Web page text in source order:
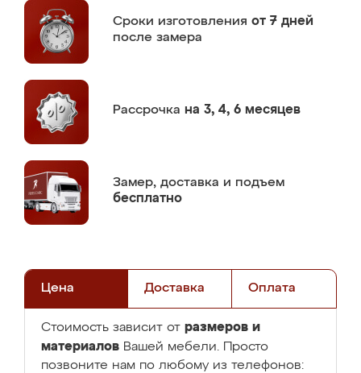
Сроки изготовления от 7 дней
после замера
Рассрочка на 3, 4, 6 месяцев
Замер, доставка и подъем
бесплатно
Цена Доставка Оплата
Стоимость зависит от размеров и
материалов Вашей мебели. Просто
позвоните нам по любому из телефонов: